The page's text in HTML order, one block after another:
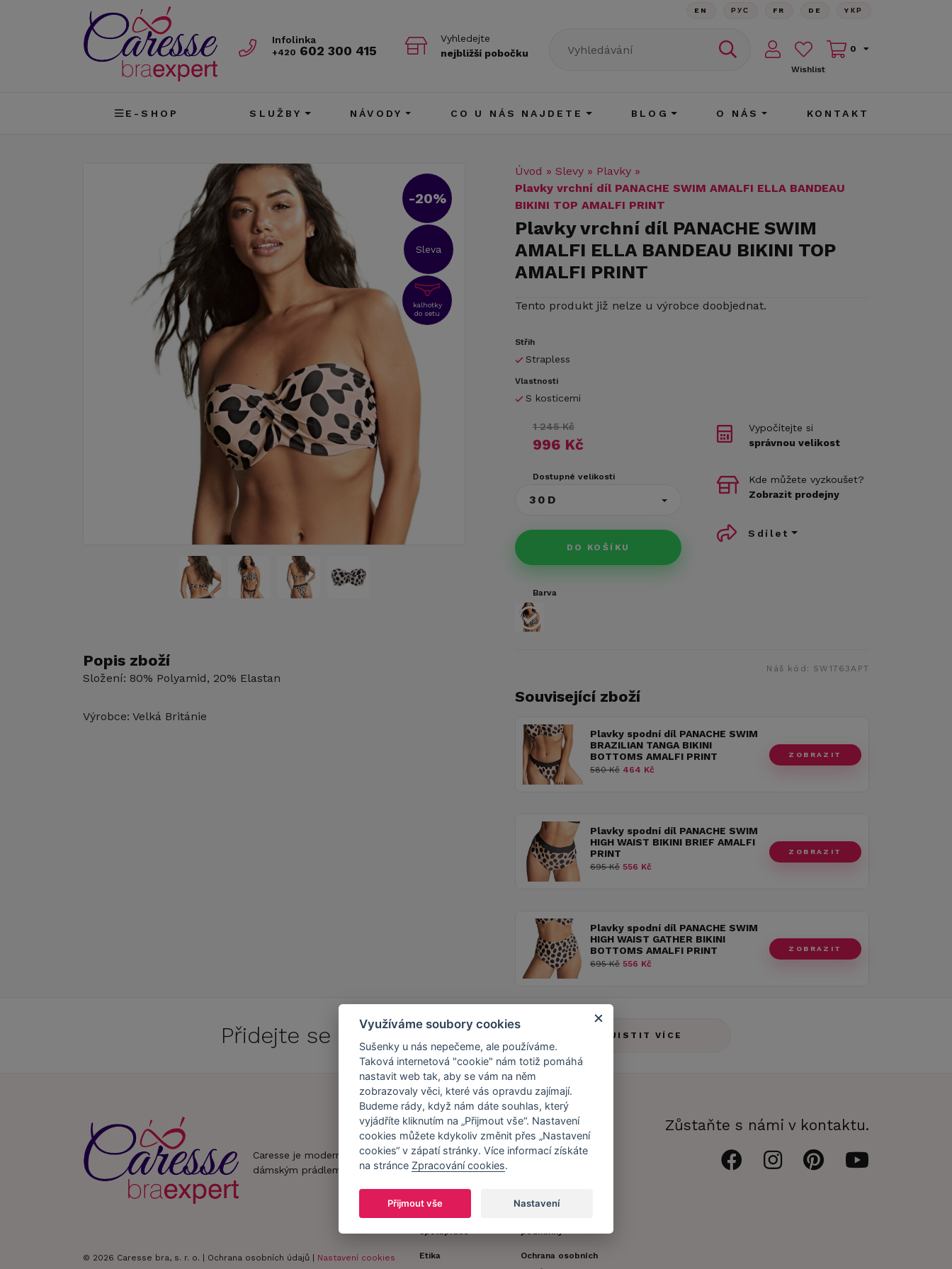
Infolinka
+420 602 300 415
Vyhledejte
nejbližší pobočku
EN РУС FR DE YКР
Wishlist
0
E-SHOP SLUŽBY NÁVODY CO U NÁS NAJDETE BLOG O NÁS KONTAKT
-20%
Sleva
kalhotky
do setu
Popis zboží
Složení: 80% Polyamid, 20% Elastan
Výrobce: Velká Británie
Úvod » Slevy » Plavky »
Plavky vrchní díl PANACHE SWIM AMALFI ELLA BANDEAU
BIKINI TOP AMALFI PRINT
Plavky vrchní díl PANACHE SWIM
AMALFI ELLA BANDEAU BIKINI TOP
AMALFI PRINT
Tento produkt již nelze u výrobce doobjednat.
Střih
Strapless
Vlastnosti
S kosticemi
1 245 Kč
996 Kč
Dostupné velikosti
30D
DO KOŠÍKU
Vypočítejte si
správnou velikost
Kde můžete vyzkoušet?
Zobrazit prodejny
Sdílet
Barva
Náš kód: SW1763APT
Související zboží
Plavky spodní díl PANACHE SWIM
BRAZILIAN TANGA BIKINI
BOTTOMS AMALFI PRINT
580 Kč 464 Kč
ZOBRAZIT
Plavky spodní díl PANACHE SWIM
HIGH WAIST BIKINI BRIEF AMALFI
PRINT
695 Kč 556 Kč
ZOBRAZIT
Plavky spodní díl PANACHE SWIM
HIGH WAIST GATHER BIKINI
BOTTOMS AMALFI PRINT
695 Kč 556 Kč
ZOBRAZIT
Přidejte se doCaresse Clubu! ZJISTIT VÍCE
Caresse je moderní obchod s
dámským prádlem.
© 2026 Caresse bra, s. r. o. | Ochrana osobních údajů Nastavení cookies
Náš příběh
Náš tým
Caresse v
médiích
Naši partneři a
spolupráce
Etika
Zákaznický účet
Registrace
podmínky
Ochrana osobních
Zůstaňte s námi v kontaktu.
Využíváme soubory cookies
Sušenky u nás nepečeme, ale používáme.
Taková internetová "cookie" nám totiž pomáhá
nastavit web tak, aby se vám na něm
zobrazovaly věci, které vás opravdu zajímají.
Budeme rády, když nám dáte souhlas, který
vyjádříte kliknutím na „Přijmout vše“. Nastavení
cookies můžete kdykoliv změnit přes „Nastavení
cookies“ v zápatí stránky. Více informací získáte
na stránce Zpracování cookies.
Přijmout vše Nastavení